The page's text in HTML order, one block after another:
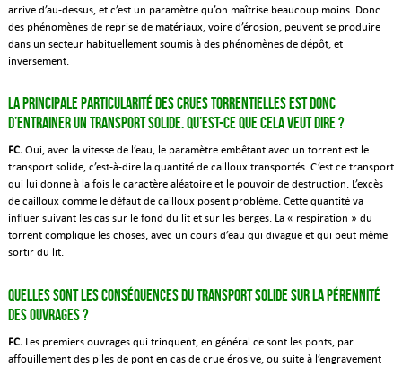
arrive d’au-dessus, et c’est un paramètre qu’on maîtrise beaucoup moins. Donc
des phénomènes de reprise de matériaux, voire d’érosion, peuvent se produire
dans un secteur habituellement soumis à des phénomènes de dépôt, et
inversement.
La principale particularité des crues torrentielles est donc
d’entrainer un transport solide. Qu’est-ce que cela veut dire ?
FC.Oui, avec la vitesse de l’eau, le paramètre embêtant avec un torrent est le
transport solide, c’est-à-dire la quantité de cailloux transportés. C’est ce transport
qui lui donne à la fois le caractère aléatoire et le pouvoir de destruction. L’excès
de cailloux comme le défaut de cailloux posent problème. Cette quantité va
influer suivant les cas sur le fond du lit et sur les berges. La « respiration » du
torrent complique les choses, avec un cours d’eau qui divague et qui peut même
sortir du lit.
Quelles sont les conséquences du transport solide sur la pérennité
des ouvrages ?
FC.Les premiers ouvrages qui trinquent, en général ce sont les ponts, par
affouillement des piles de pont en cas de crue érosive, ou suite à l’engravement